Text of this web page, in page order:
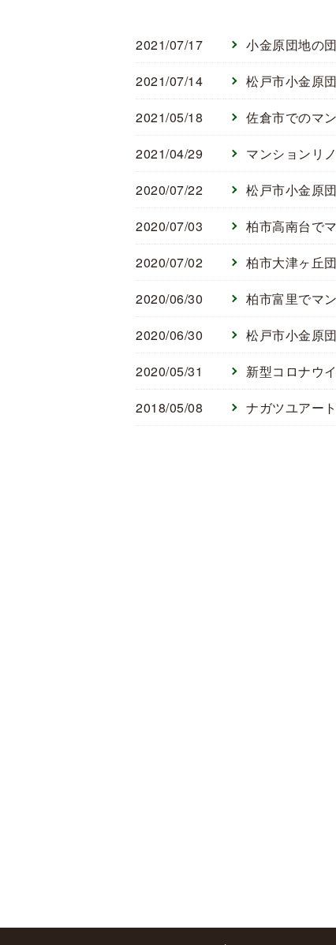
小金原団地の
2021/07/17
松戸市小金原
2021/07/14
佐倉市でのマ
2021/05/18
マンションリ
2021/04/29
松戸市小金原
2020/07/22
柏市高南台で
2020/07/03
柏市大津ヶ丘
2020/07/02
柏市富里でマ
2020/06/30
松戸市小金原
2020/06/30
新型コロナウ
2020/05/31
ナガツユアー
2018/05/08